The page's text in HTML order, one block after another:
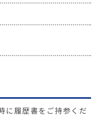
に履歴書をご持参くだ